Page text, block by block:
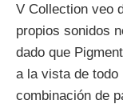
V Collection veo
propios sonidos
dado que
a la vista de todo
combinación de